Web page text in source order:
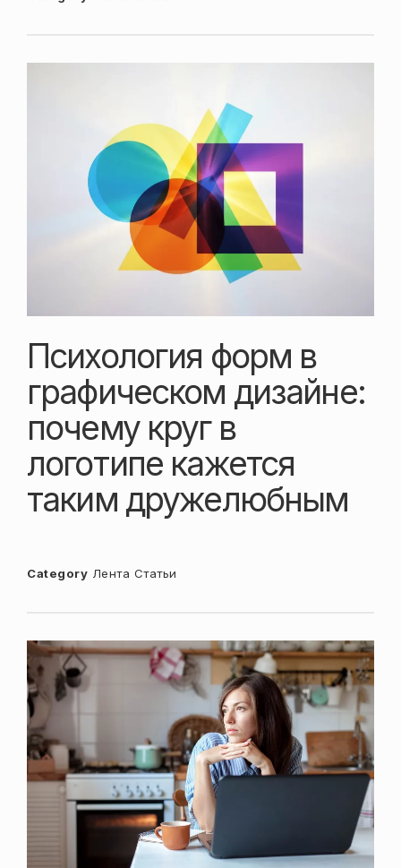
Психология форм в
графическом дизайне:
почему круг в
логотипе кажется
таким дружелюбным
Category Лента Статьи